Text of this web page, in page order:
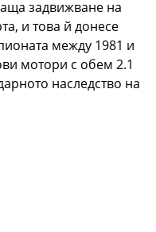
задвижване на
и това й донесе
между 1981 и
мотори с обем 2.1
наследство на